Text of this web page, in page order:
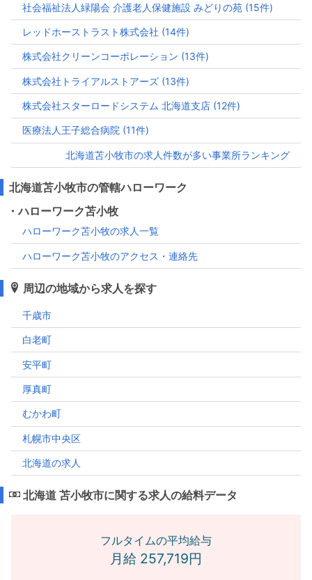
社会福祉法人緑陽会 介護老人保健施設 みどりの苑 (15件)
レッドホーストラスト株式会社 (14件)
株式会社クリーンコーポレーション (13件)
株式会社トライアルストアーズ (13件)
株式会社スターロードシステム 北海道支店 (12件)
医療法人王子総合病院 (11件)
北海道苫小牧市の求人件数が多い事業所ランキング
北海道苫小牧市の管轄ハローワーク
・ハローワーク苫小牧
ハローワーク苫小牧の求人一覧
ハローワーク苫小牧のアクセス・連絡先
周辺の地域から求人を探す
千歳市
白老町
安平町
厚真町
むかわ町
札幌市中央区
北海道の求人
北海道 苫小牧市に関する求人の給料データ
フルタイムの平均給与
月給 257,719円